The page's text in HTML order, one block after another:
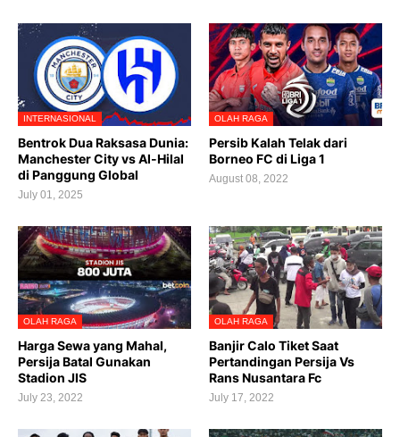
INTERNASIONAL
Bentrok Dua Raksasa Dunia:
Manchester City vs Al-Hilal
di Panggung Global
July 01, 2025
OLAH RAGA
Persib Kalah Telak dari
Borneo FC di Liga 1
August 08, 2022
OLAH RAGA
Harga Sewa yang Mahal,
Persija Batal Gunakan
Stadion JIS
July 23, 2022
OLAH RAGA
Banjir Calo Tiket Saat
Pertandingan Persija Vs
Rans Nusantara Fc
July 17, 2022